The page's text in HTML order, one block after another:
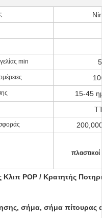
min
15-45
Κλιπ POP / Κρατητής
σήμα, σήμα πίτουρας